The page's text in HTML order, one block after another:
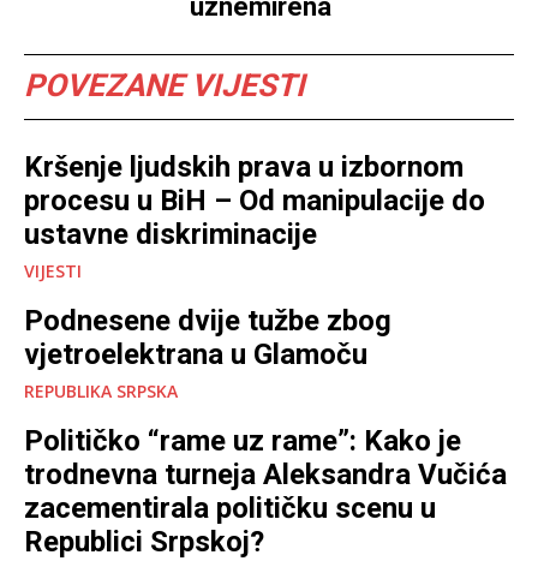
uznemirena
POVEZANE VIJESTI
Kršenje ljudskih prava u izbornom
procesu u BiH – Od manipulacije do
ustavne diskriminacije
VIJESTI
Podnesene dvije tužbe zbog
vjetroelektrana u Glamoču
REPUBLIKA SRPSKA
Političko “rame uz rame”: Kako je
trodnevna turneja Aleksandra Vučića
zacementirala političku scenu u
Republici Srpskoj?